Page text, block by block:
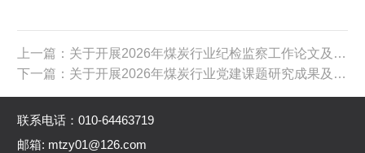
上一篇：关于开展2026年煤炭行业纪检监察工作论文及工作案例评审活动的通知
下一篇：关于开展2026年煤炭行业党建课题研究成果及工作案例评审活动的通知
联系电话：010-64463719
邮箱: mtzy01@126.com